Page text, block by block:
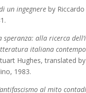
un ingegnere by
alla ricerca
italiana
Hughes, translated by
1983.
al mito